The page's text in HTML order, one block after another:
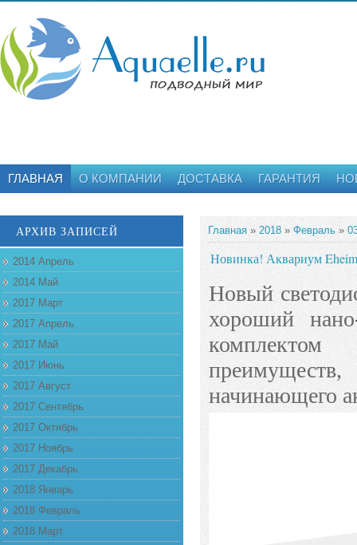
ГЛАВНАЯ О КОМПАНИИ ДОСТАВКА ГАРАНТИЯ
АРХИВ ЗАПИСЕЙ
2014 Апрель
2014 Май
2017 Март
2017 Апрель
2017 Май
2017 Июнь
2017 Август
2017 Сентябрь
2017 Октябрь
2017 Ноябрь
2017 Декабрь
2018 Январь
2018 Февраль
2018 Март
Главная » 2018 » Февраль »
Новинка! Аквариум
Новый
хороший
начинающего